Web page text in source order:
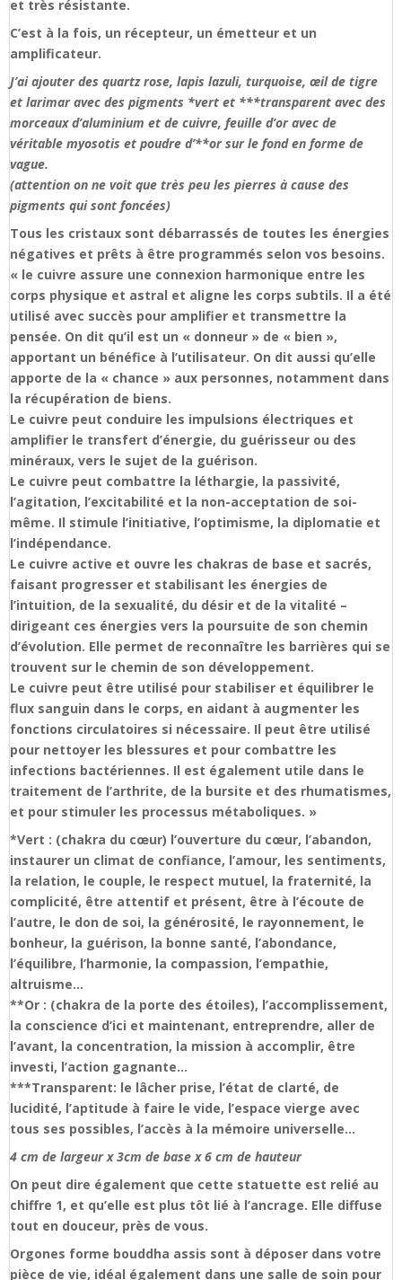
et très résistante.
C’est à la fois, un récepteur, un émetteur et un
amplificateur.
J’ai ajouter des quartz rose, lapis lazuli, turquoise, œil de tigre
et larimar avec des pigments *vert et ***transparent avec des
morceaux d’aluminium et de cuivre, feuille d’or avec de
véritable myosotis et poudre d’**or sur le fond en forme de
vague.
(attention on ne voit que très peu les pierres à cause des
pigments qui sont foncées)
Tous les cristaux sont débarrassés de toutes les énergies
négatives et prêts à être programmés selon vos besoins.
« le cuivre assure une connexion harmonique entre les
corps physique et astral et aligne les corps subtils. Il a été
utilisé avec succès pour amplifier et transmettre la
pensée. On dit qu’il est un « donneur » de « bien »,
apportant un bénéfice à l’utilisateur. On dit aussi qu’elle
apporte de la « chance » aux personnes, notamment dans
la récupération de biens.
Le cuivre peut conduire les impulsions électriques et
amplifier le transfert d’énergie, du guérisseur ou des
minéraux, vers le sujet de la guérison.
Le cuivre peut combattre la léthargie, la passivité,
l’agitation, l’excitabilité et la non-acceptation de soi-
même. Il stimule l’initiative, l’optimisme, la diplomatie et
l’indépendance.
Le cuivre active et ouvre les chakras de base et sacrés,
faisant progresser et stabilisant les énergies de
l’intuition, de la sexualité, du désir et de la vitalité –
dirigeant ces énergies vers la poursuite de son chemin
d’évolution. Elle permet de reconnaître les barrières qui se
trouvent sur le chemin de son développement.
Le cuivre peut être utilisé pour stabiliser et équilibrer le
flux sanguin dans le corps, en aidant à augmenter les
fonctions circulatoires si nécessaire. Il peut être utilisé
pour nettoyer les blessures et pour combattre les
infections bactériennes. Il est également utile dans le
traitement de l’arthrite, de la bursite et des rhumatismes,
et pour stimuler les processus métaboliques. »
*Vert : (chakra du cœur) l’ouverture du cœur, l’abandon,
instaurer un climat de confiance, l’amour, les sentiments,
la relation, le couple, le respect mutuel, la fraternité, la
complicité, être attentif et présent, être à l’écoute de
l’autre, le don de soi, la générosité, le rayonnement, le
bonheur, la guérison, la bonne santé, l’abondance,
l’équilibre, l’harmonie, la compassion, l’empathie,
altruisme…
**Or : (chakra de la porte des étoiles), l’accomplissement,
la conscience d’ici et maintenant, entreprendre, aller de
l’avant, la concentration, la mission à accomplir, être
investi, l’action gagnante…
***Transparent: le lâcher prise, l’état de clarté, de
lucidité, l’aptitude à faire le vide, l’espace vierge avec
tous ses possibles, l’accès à la mémoire universelle…
4 cm de largeur x 3cm de base x 6 cm de hauteur
On peut dire également que cette statuette est relié au
chiffre 1, et qu’elle est plus tôt lié à l’ancrage. Elle diffuse
tout en douceur, près de vous.
Orgones forme bouddha assis sont à déposer dans votre
pièce de vie, idéal également dans une salle de soin pour